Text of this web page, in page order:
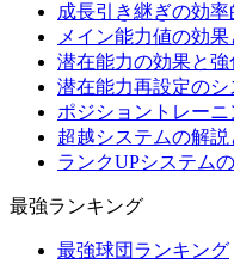
成長引き継ぎの効
メイン能力値の効
潜在能力の効果と強
潜在能力再設定の
ポジショントレー
超越システムの解
ランクUPシステム
最強ランキング
最強球団ランキング